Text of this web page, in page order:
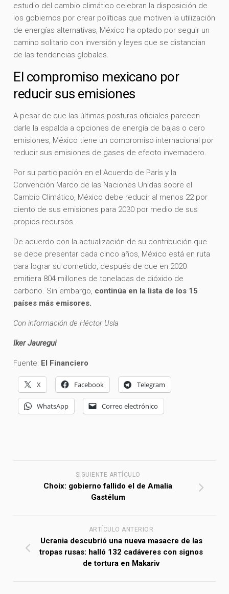
estudio del cambio climático celebran la disposición de
los gobiernos por crear políticas que motiven la utilización
de energías alternativas, México ha optado por seguir un
camino solitario con inversión y leyes que se distancian
de las tendencias globales.
El compromiso mexicano por
reducir sus emisiones
A pesar de que las últimas posturas oficiales parecen
darle la espalda a opciones de energía de bajas o cero
emisiones, México tiene un compromiso internacional por
reducir sus emisiones de gases de efecto invernadero.
Por su participación en el Acuerdo de París y la
Convención Marco de las Naciones Unidas sobre el
Cambio Climático, México debe reducir al menos 22 por
ciento de sus emisiones para 2030 por medio de sus
propios recursos.
De acuerdo con la actualización de su contribución que
se debe presentar cada cinco años, México está en ruta
para lograr su cometido, después de que en 2020
emitiera 804 millones de toneladas de dióxido de
carbono. Sin embargo, continúa en la lista de los 15
países más emisores.
Con información de Héctor Usla
Iker Jauregui
Fuente: El Financiero
X Facebook Telegram
WhatsApp Correo electrónico
SIGUIENTE ARTÍCULO
Choix: gobierno fallido el de Amalia
Gastélum
ARTÍCULO ANTERIOR
Ucrania descubrió una nueva masacre de las
tropas rusas: halló 132 cadáveres con signos
de tortura en Makariv